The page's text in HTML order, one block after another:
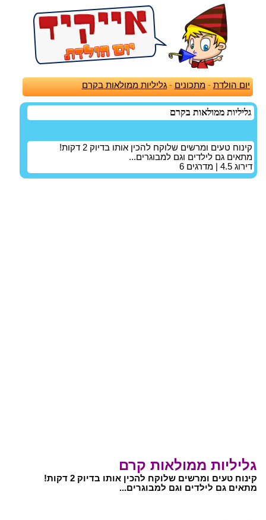
יום הולדת -מתכונים -גליליות ממולאות בקרם
גליליות ממולאות בקרם
קינוח טעים ומרשים שלוקח להכין אותו בדיוק 2 דקות!
מתאים גם לילדים וגם למבוגרים...
דירוג 4.5 | מדרגים 6
גליליות ממולאות קרם
קינוח טעים ומרשים שלוקח להכין אותו בדיוק 2 דקות!
מתאים גם לילדים וגם למבוגרים...